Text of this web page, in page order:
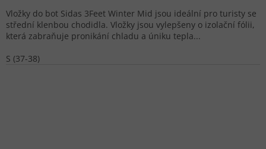
Vložky do bot Sidas 3Feet Winter Mid jsou ideální pro turisty se
střední klenbou chodidla. Vložky jsou vylepšeny o izolační fólii,
která zabraňuje pronikání chladu a úniku tepla...
S (37-38)